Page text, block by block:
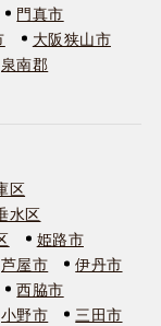
門真市
大阪狭山市
泉南郡
区
水区
姫路市
芦屋市
伊丹市
西脇市
小野市
三田市